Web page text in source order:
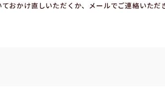
おかけ直しいただくか、メールでご連絡いただ